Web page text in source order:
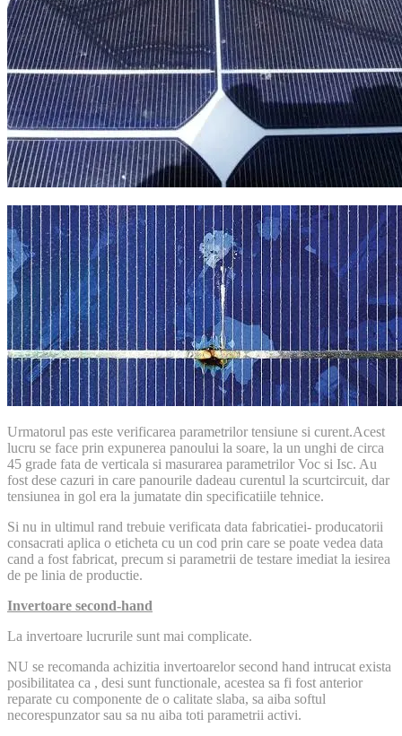
Urmatorul pas este verificarea parametrilor tensiune si curent.Acest
lucru se face prin expunerea panoului la soare, la un unghi de circa
45 grade fata de verticala si masurarea parametrilor Voc si Isc. Au
fost dese cazuri in care panourile dadeau curentul la scurtcircuit, dar
tensiunea in gol era la jumatate din specificatiile tehnice.
Si nu in ultimul rand trebuie verificata data fabricatiei- producatorii
consacrati aplica o eticheta cu un cod prin care se poate vedea data
cand a fost fabricat, precum si parametrii de testare imediat la iesirea
de pe linia de productie.
Invertoare second-hand
La invertoare lucrurile sunt mai complicate.
NU se recomanda achizitia invertoarelor second hand intrucat exista
posibilitatea ca , desi sunt functionale, acestea sa fi fost anterior
reparate cu componente de o calitate slaba, sa aiba softul
necorespunzator sau sa nu aiba toti parametrii activi.